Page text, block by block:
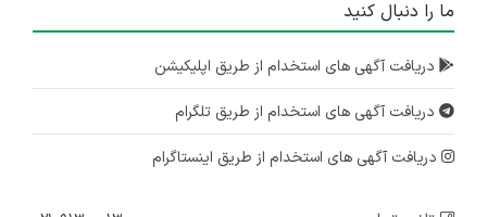
ما را دنبال کنید
دریافت آگهی های استخدام از طریق اپلیکیشن
دریافت آگهی های استخدام از طریق تلگرام
دریافت آگهی های استخدام از طریق اینستاگرام